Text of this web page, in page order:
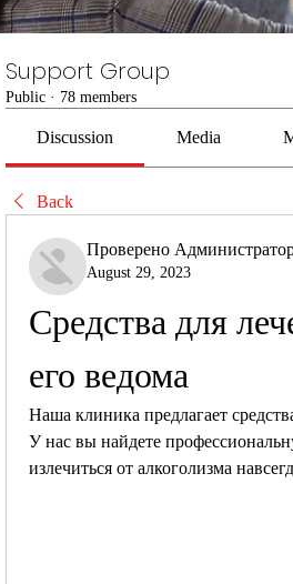
Support Group
Public · 78 members
Discussion Media
Back
Проверено
August 29, 2023
Средства для
его ведома
Наша клиника предлагает
У нас вы найдете
излечиться от алкоголизма